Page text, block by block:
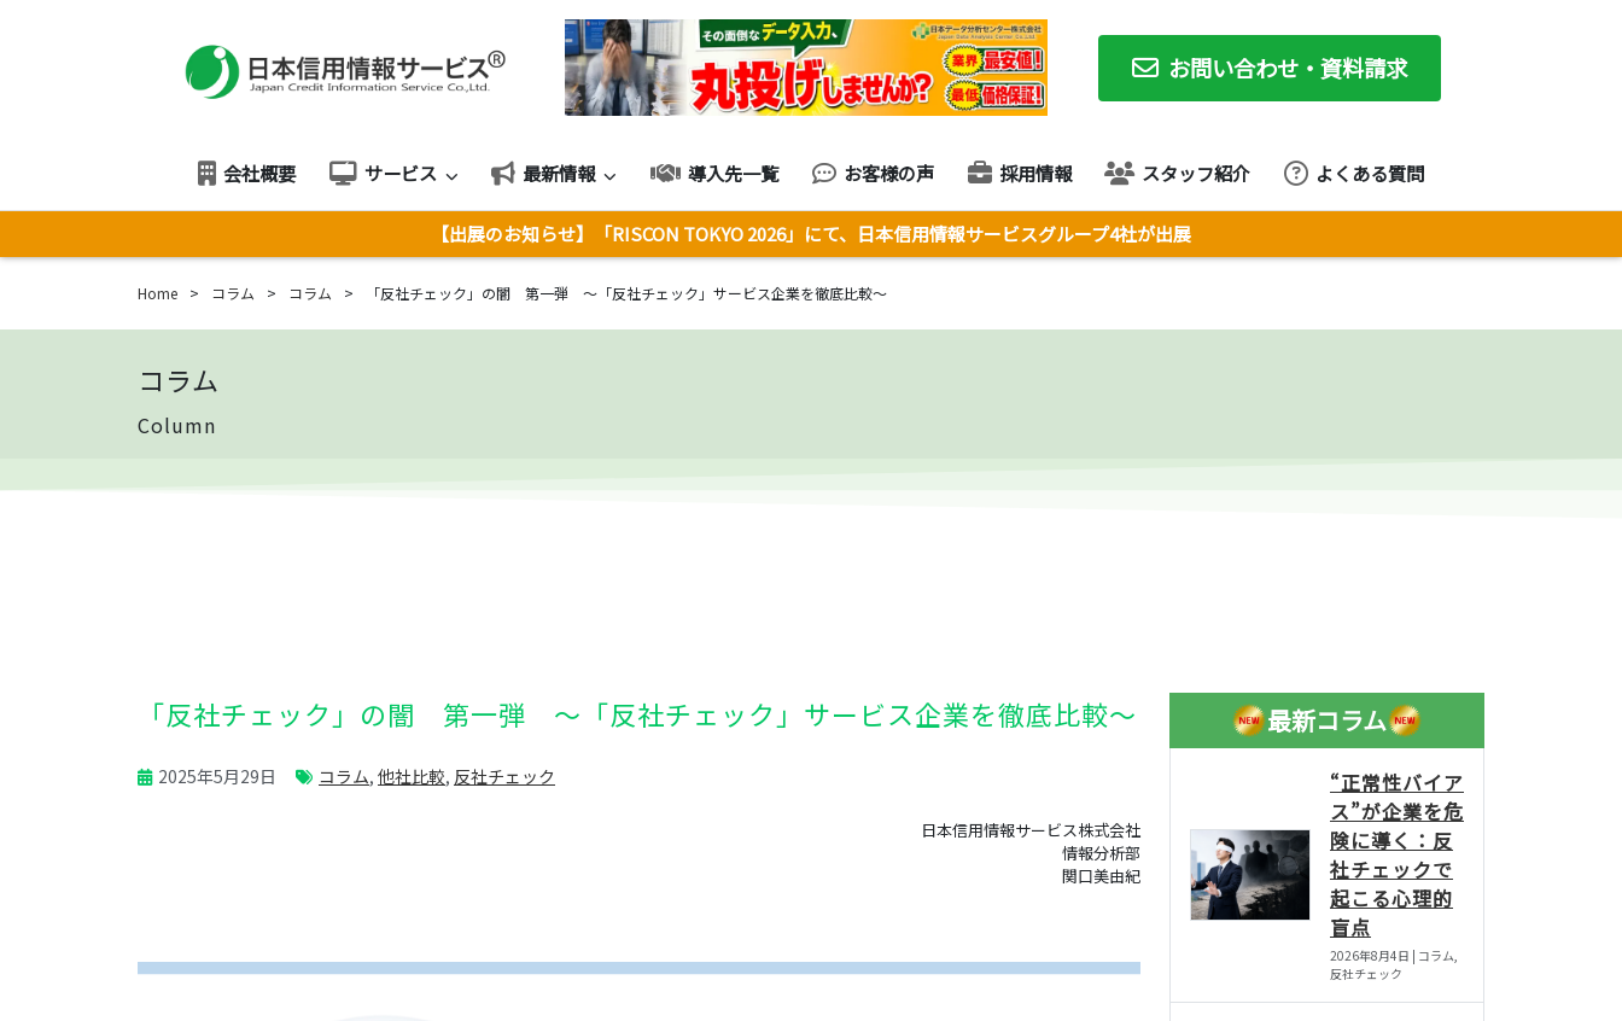
お問い合わせ・資料請求
会社概要 サービス 最新情報 導入先一覧 お客様の声 採用情報 スタッフ紹介 よくある質問
【出展のお知らせ】「RISCON TOKYO 2026」にて、日本信用情報サービスグループ4社が出展
Home > コラム > コラム > 「反社チェック」の闇 第一弾 ～「反社チェック」サービス企業を徹底比較～
コラム
Column
「反社チェック」の闇 第一弾 ～「反社チェック」サービス企業を徹底比較～
2025年5月29日 コラム, 他社比較, 反社チェック
日本信用情報サービス株式会社
情報分析部
関口美由紀
最新コラム
“正常性バイア
ス”が企業を危
険に導く：反
社チェックで
起こる心理的
盲点
2026年8月4日 | コラム,
反社チェック